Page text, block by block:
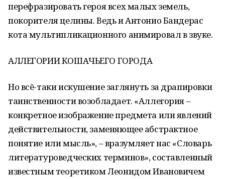
перефразировать героя всех малых земель,
покорителя целины. Ведь и Антонио Бандерас
кота мультипликационного анимировал в звуке.
АЛЛЕГОРИИ КОШАЧЬЕГО ГОРОДА
Но всё-таки искушение заглянуть за драпировки
таинственности возобладает. «Аллегория –
конкретное изображение предмета или явлений
действительности, заменяющее абстрактное
понятие или мысль», – вразумляет нас «Словарь
литературоведческих терминов», составленный
известным теоретиком Леонидом Ивановичем